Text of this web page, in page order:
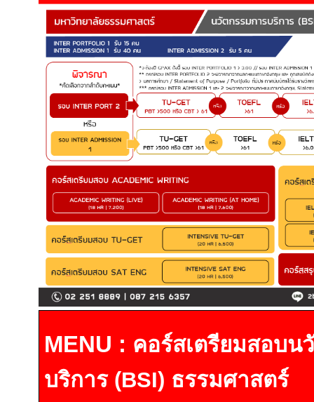
MENU : คอร์สเตรียมสอบน
บริการ (BSI) ธรรมศาสตร์